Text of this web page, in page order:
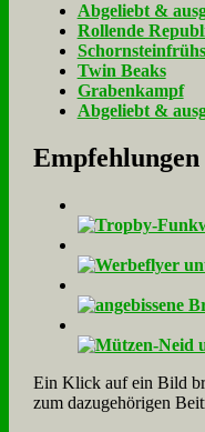
Ab­ge­liebt &
Rol­len­de
Twin Beaks
Gra­ben­kampf
Ab­ge­liebt &
Empfehlungen
Ein Klick auf ein Bild
zum dazugehörigen